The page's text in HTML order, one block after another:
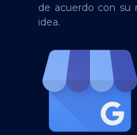
de acuerdo con su
idea.